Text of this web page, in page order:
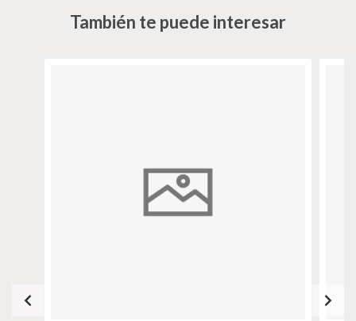
También te puede interesar